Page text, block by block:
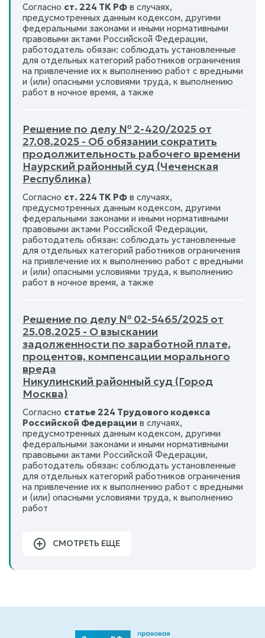
Согласно ст. 224 ТК РФ в случаях,
предусмотренных данным кодексом, другими
федеральными законами и иными нормативными
правовыми актами Российской Федерации,
работодатель обязан: соблюдать установленные
для отдельных категорий работников ограничения
на привлечение их к выполнению работ с вредными
и (или) опасными условиями труда, к выполнению
работ в ночное время, а также
Решение по делу № 2-420/2025 от
27.08.2025 - Об обязании сократить
продолжительность рабочего времени
Наурский районный суд (Чеченская
Республика)
Согласно ст. 224 ТК РФ в случаях,
предусмотренных данным кодексом, другими
федеральными законами и иными нормативными
правовыми актами Российской Федерации,
работодатель обязан: соблюдать установленные
для отдельных категорий работников ограничения
на привлечение их к выполнению работ с вредными
и (или) опасными условиями труда, к выполнению
работ в ночное время, а также
Решение по делу № 02-5465/2025 от
25.08.2025 - О взыскании
задолженности по заработной плате,
процентов, компенсации морального
вреда
Никулинский районный суд (Город
Москва)
Согласно статье 224 Трудового кодекса
Российской Федерации в случаях,
предусмотренных данным кодексом, другими
федеральными законами и иными нормативными
правовыми актами Российской Федерации,
работодатель обязан: соблюдать установленные
для отдельных категорий работников ограничения
на привлечение их к выполнению работ с вредными
и (или) опасными условиями труда, к выполнению
работ
СМОТРЕТЬ ЕЩЕ